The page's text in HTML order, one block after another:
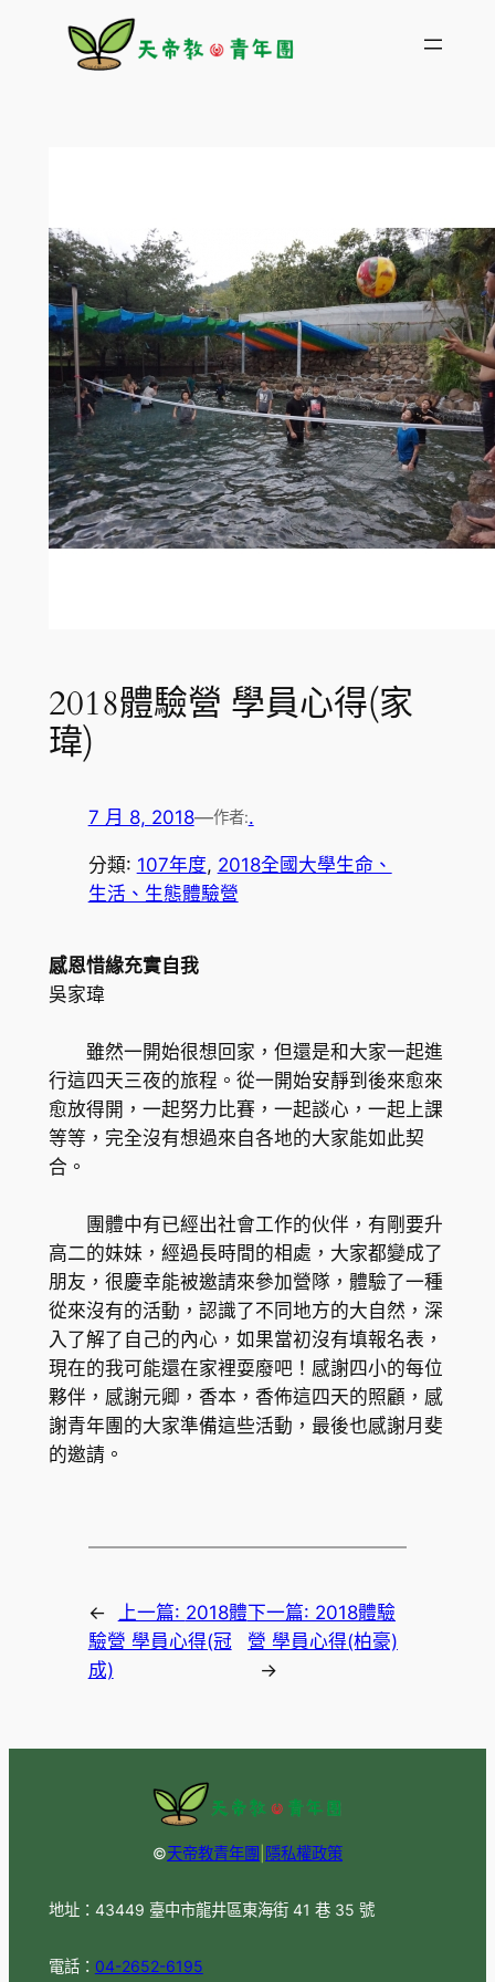
2018體驗營 學員心得(家
瑋)
7 月 8, 2018—作者:.
分類: 107年度, 2018全國大學生命、
生活、生態體驗營
感恩惜緣充實自我
吳家瑋
雖然一開始很想回家，但還是和大家一起進
行這四天三夜的旅程。從一開始安靜到後來愈來
愈放得開，一起努力比賽，一起談心，一起上課
等等，完全沒有想過來自各地的大家能如此契
合。
團體中有已經出社會工作的伙伴，有剛要升
高二的妹妹，經過長時間的相處，大家都變成了
朋友，很慶幸能被邀請來參加營隊，體驗了一種
從來沒有的活動，認識了不同地方的大自然，深
入了解了自己的內心，如果當初沒有填報名表，
現在的我可能還在家裡耍廢吧！感謝四小的每位
夥伴，感謝元卿，香本，香佈這四天的照顧，感
謝青年團的大家準備這些活動，最後也感謝月斐
的邀請。
← 上一篇: 2018體
驗營 學員心得(冠
成)
下一篇: 2018體驗
營 學員心得(柏豪)
→
©天帝教青年團 隱私權政策
地址：43449 臺中市龍井區東海街 41 巷 35 號
電話： 04-2652-6195